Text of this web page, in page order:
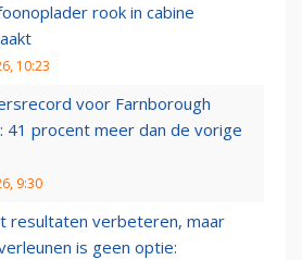
rook in cabine
10:23
voor Farnborough
41 procent meer dan de vorige
9:30
resultaten verbeteren, maar
is geen optie: